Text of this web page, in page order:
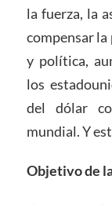
la fuerza, la
compensar
y política,
los
del dólar
mundial. Y
Objetivo de